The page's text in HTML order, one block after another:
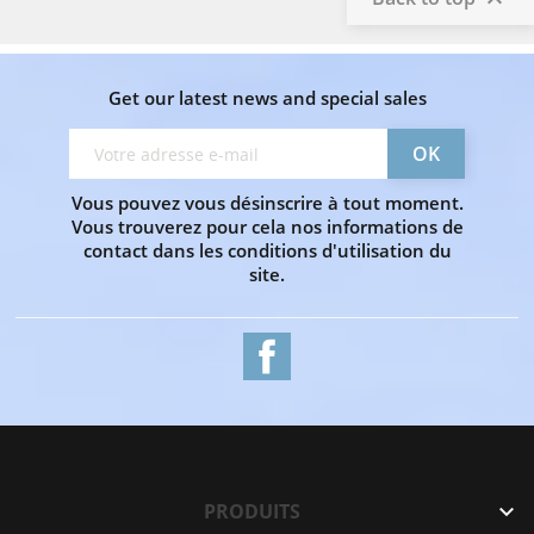
Get our latest news and special sales
Vous pouvez vous désinscrire à tout moment.
Vous trouverez pour cela nos informations de
contact dans les conditions d'utilisation du
site.
PRODUITS 